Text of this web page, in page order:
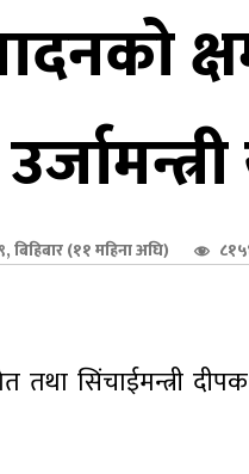
बिहिबार (११ महिना अघि)
तथा सिंचाईमन्त्री